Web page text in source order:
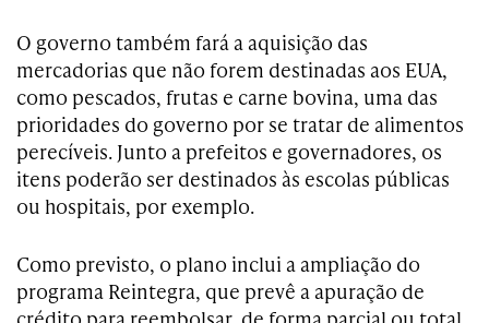
O governo também fará a aquisição das
mercadorias que não forem destinadas aos EUA,
como pescados, frutas e carne bovina, uma das
prioridades do governo por se tratar de alimentos
perecíveis. Junto a prefeitos e governadores, os
itens poderão ser destinados às escolas públicas
ou hospitais, por exemplo.
Como previsto, o plano inclui a ampliação do
programa Reintegra, que prevê a apuração de